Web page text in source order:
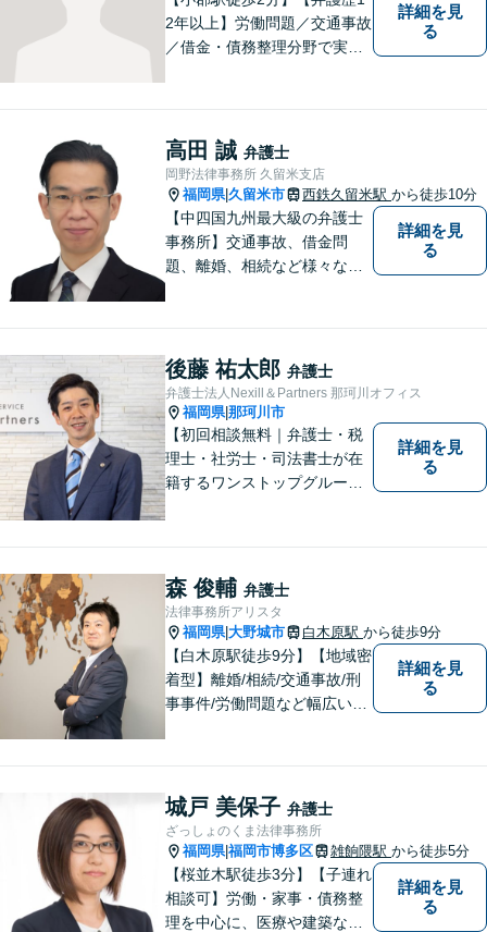
2年以上】労働問題／交通事故
／借金・債務整理分野で実績
笑顔と元気を取り戻し、新た
な第一歩を踏み出せるよう、
最大限尽力します。
詳細を見
る
高田 誠 弁護士
岡野法律事務所 久留米支店
福岡県|久留米市 西鉄久留米駅 から徒歩10分
【中四国九州最大級の弁護士
事務所】交通事故、借金問
題、離婚、相続など様々な問
い！
詳細を見
る
後藤 祐太郎 弁護士
弁護士法人Nexill＆Partners 那珂川オフィス
福岡県|那珂川市
【初回相談無料｜弁護士・税
理士・社労士・司法書士が在
籍するワンストップグルー
ループです。相続や企業法務
等複数士業の知識が必要な案
件を一括して対応。九州トッ
プクラスの豊富な実績。
詳細を見
る
森 俊輔 弁護士
法律事務所アリスタ
福岡県|大野城市 白木原駅 から徒歩9分
【白木原駅徒歩9分】【地域密
着型】離婚/相続/交通事故/刑
事事件/労働問題など幅広い事
せたオーダーメイド対応を心
がけています。
詳細を見
る
城戸 美保子 弁護士
ざっしょのくま法律事務所
福岡県|福岡市博多区 雑餉隈駅 から徒歩5分
【桜並木駅徒歩3分】【子連れ
相談可】労働・家事・債務整
理を中心に、医療や建築など
詳細を見
る